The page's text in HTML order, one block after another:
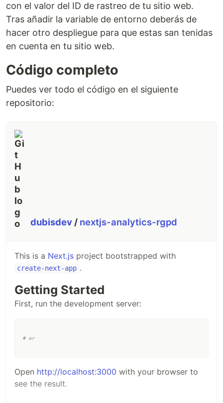
con el valor del ID de rastreo de tu sitio web.
Tras añadir la variable de entorno deberás de
hacer otro despliegue para que estas san tenidas
en cuenta en tu sitio web.
Código completo
Puedes ver todo el código en el siguiente
repositorio:
dubisdev / nextjs-analytics-rgpd
This is a Next.js project bootstrapped with
create-next-app .
Getting Started
First, run the development server:
# or
Open http://localhost:3000 with your browser to
see the result.